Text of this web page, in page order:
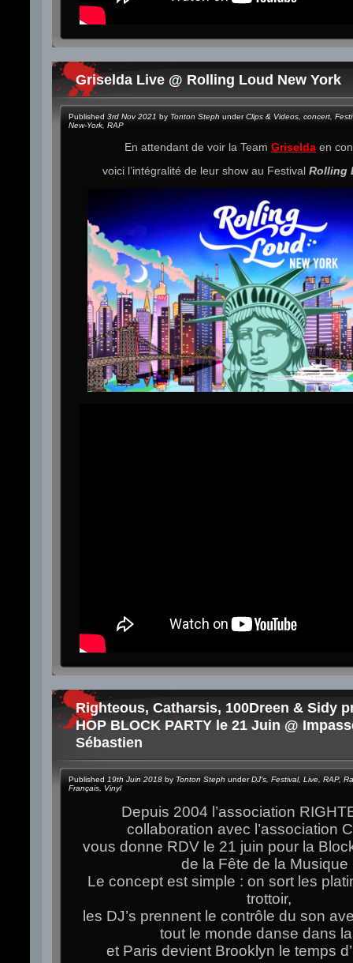
Griselda Live @ Rolling Loud New York
Published 3rd Nov 2021 by Tonton Steph underClips & Videos concert
New-York RAP
En attendant de voir la Team Griselda en
voici l’intégralité de leur show au Festival Rolling
Righteous, Catharsis, 100Dreen & Sidy
HOP BLOCK PARTY le 21 Juin @
Sébastien
Published 19th Juin 2018 by Tonton Steph underDJ's Festival, Live RAP,
Français
Vinyl
Depuis 2004 l’association
collaboration avec l’association
vous donne RDV le 21 juin pour la
de la Fête de la Musique
Le concept est simple : on sort les
trottoir,
les DJ’s prennent le contrôle du son
tout le monde danse dans
et Paris devient Brooklyn le temps